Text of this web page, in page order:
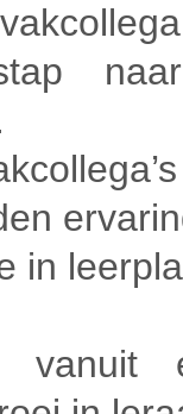
in
vanuit